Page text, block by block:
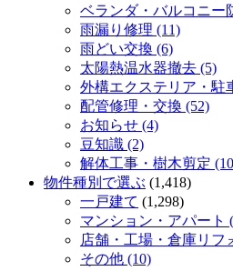
ベランダ・バルコニー
雨漏り修理 (11)
雨どい交換 (6)
太陽熱温水器撤去 (5)
外構エクステリア・駐
配管修理・交換 (52)
お知らせ (4)
豆知識 (2)
解体工事・樹木剪定
物件種別で選ぶ (1,418)
一戸建て (1,298)
マンション・アパート
店舗・工場・倉庫リフ
その他 (10)